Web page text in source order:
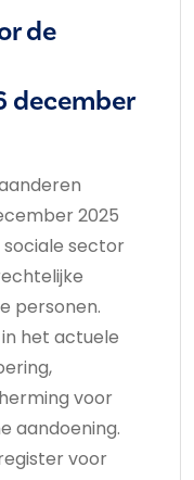
de
december
2025
sector
personen.
het actuele
voor
aandoening.
voor